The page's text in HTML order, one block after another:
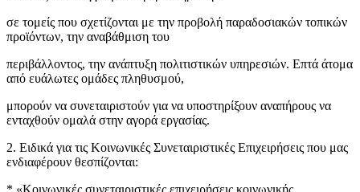
σε τομείς που σχετίζονται με την προβολή παραδοσιακών τοπικών
προϊόντων, την αναβάθμιση του
περιβάλλοντος, την ανάπτυξη πολιτιστικών υπηρεσιών. Επτά άτομα
από ευάλωτες ομάδες πληθυσμού,
μπορούν να συνεταιριστούν για να υποστηρίξουν αναπήρους να
ενταχθούν ομαλά στην αγορά εργασίας.
2. Ειδικά για τις Κοινωνικές Συνεταιριστικές Επιχειρήσεις που μας
ενδιαφέρουν θεσπίζονται:
* «Κοινωνικές συνεταιριστικές επιχειρήσεις κοινωνικής